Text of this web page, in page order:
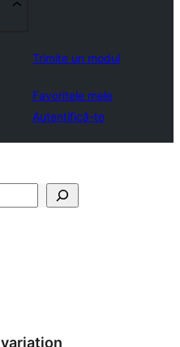
Trimite un modul
Favoritele mele
Autentifică-te
variation